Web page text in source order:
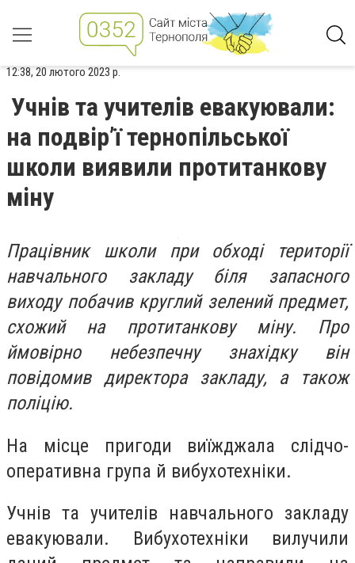
12:38, 20 лютого 2023 р.
Учнів та учителів евакуювали:
на подвір’ї тернопільської
школи виявили протитанкову
міну
Працівник школи при обході території
навчального закладу біля запасного
виходу побачив круглий зелений предмет,
схожий на протитанкову міну. Про
ймовірно небезпечну знахідку він
повідомив директора закладу, а також
поліцію.
На місце пригоди виїжджала слідчо-
оперативна група й вибухотехніки.
Учнів та учителів навчального закладу
евакуювали. Вибухотехніки вилучили